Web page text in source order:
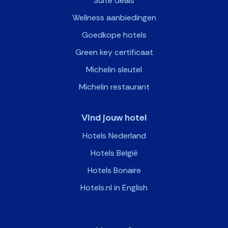
Wellness aanbiedingen
Goedkope hotels
Green key certificaat
Michelin sleutel
Michelin restaurant
Vind jouw hotel
Hotels Nederland
Hotels België
Hotels Bonaire
Hotels.nl in English
>